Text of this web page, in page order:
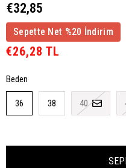
€32,85
Sepette Net %20 İndirim
€26,28 TL
Beden
36 38 40